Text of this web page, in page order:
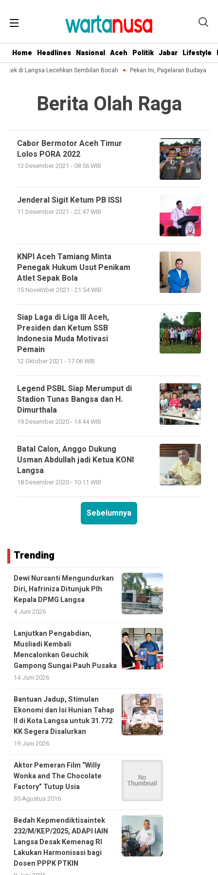
Home Headlines Nasional Aceh Politik Jabar Lifestyle
di Langsa Lecehkan Sembilan Bocah Pekan Ini, Pagelaran Budaya
Berita Olah Raga
Cabor Bermotor Aceh Timur
Lolos PORA 2022
13 Desember 2021 - 08:56 WIB
Jenderal Sigit Ketum PB ISSI
11 Desember 2021 - 22:47 WIB
KNPI Aceh Tamiang Minta
Penegak Hukum Usut Penikam
Atlet Sepak Bola
15 November 2021 - 21:54 WIB
Siap Laga di Liga III Aceh,
Presiden dan Ketum SSB
Indonesia Muda Motivasi
Pemain
12 Oktober 2021 - 17:06 WIB
Legend PSBL Siap Merumput di
Stadion Tunas Bangsa dan H.
Dimurthala
19 Desember 2020 - 14:44 WIB
Batal Calon, Anggo Dukung
Usman Abdullah jadi Ketua KONI
Langsa
18 Desember 2020 - 10:11 WIB
Sebelumnya
Trending
Dewi Nursanti Mengundurkan
Diri, Hafriniza Ditunjuk Plh
Kepala DPMG Langsa
4 Juni 2026
Lanjutkan Pengabdian,
Musliadi Kembali
Mencalonkan Geuchik
Gampong Sungai Pauh Pusaka
14 Juni 2026
Bantuan Jadup, Stimulan
Ekonomi dan Isi Hunian Tahap
II di Kota Langsa untuk 31.772
KK Segera Disalurkan
19 Juni 2026
Aktor Pemeran Film “Willy
Wonka and The Chocolate
Factory” Tutup Usia
30 Agustus 2016
Bedah Kepmendiktisaintek
232/M/KEP/2025, ADAPI IAIN
Langsa Desak Kemenag RI
Lakukan Harmonisasi bagi
Dosen PPPK PTKIN